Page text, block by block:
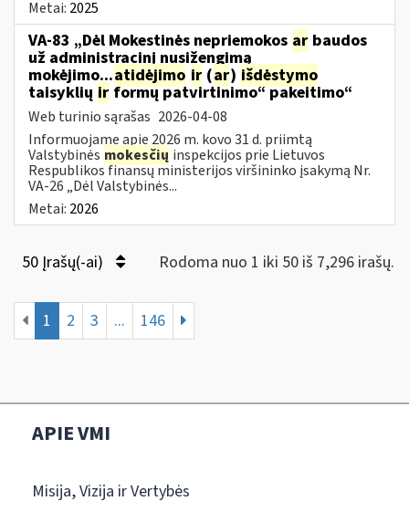
Metai: 2025
VA-83 „Dėl Mokestinės nepriemokos ar baudos
už administracinį nusižengimą
mokėjimo...atidėjimo ir (ar) išdėstymo
taisyklių ir formų patvirtinimo“ pakeitimo“
Web turinio sąrašas 2026-04-08
Informuojame apie 2026 m. kovo 31 d. priimtą
Valstybinės mokesčių inspekcijos prie Lietuvos
Respublikos finansų ministerijos viršininko įsakymą Nr.
VA-26 „Dėl Valstybinės...
Metai: 2026
50 Įrašų(-ai) Rodoma nuo 1 iki 50 iš 7,296 irašų.
1 2 3 ... 146
APIE VMI
Misija, Vizija ir Vertybės